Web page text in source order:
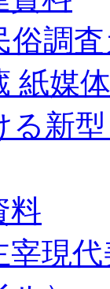
調査
紙媒
る新
料
宰現